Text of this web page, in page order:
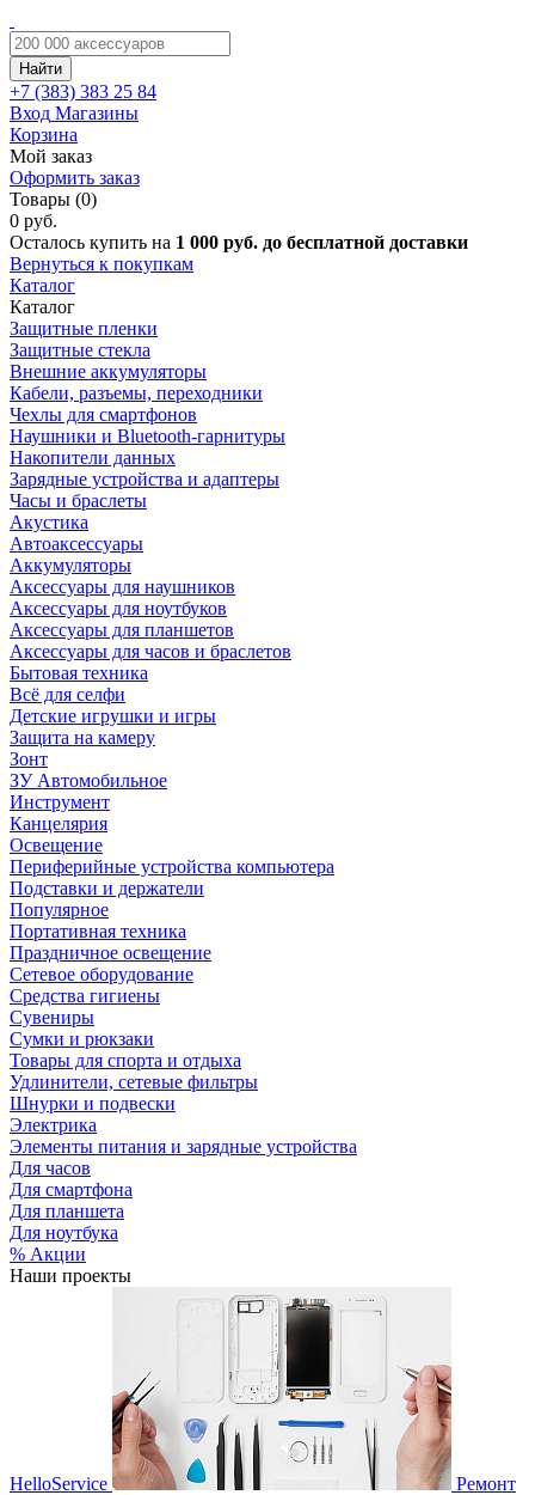
Найти
+7 (383) 383 25 84
Вход Магазины
Корзина
Мой заказ
Оформить заказ
Товары (0)
0 руб.
Осталось купить на 1 000 руб. до бесплатной доставки
Вернуться к покупкам
Каталог
Каталог
Защитные пленки
Защитные стекла
Внешние аккумуляторы
Кабели, разъемы, переходники
Чехлы для смартфонов
Наушники и Bluetooth-гарнитуры
Накопители данных
Зарядные устройства и адаптеры
Часы и браслеты
Акустика
Автоаксессуары
Аккумуляторы
Аксессуары для наушников
Аксессуары для ноутбуков
Аксессуары для планшетов
Аксессуары для часов и браслетов
Бытовая техника
Всё для селфи
Детские игрушки и игры
Защита на камеру
Зонт
ЗУ Автомобильное
Инструмент
Канцелярия
Освещение
Периферийные устройства компьютера
Подставки и держатели
Популярное
Портативная техника
Праздничное освещение
Сетевое оборудование
Средства гигиены
Сувениры
Сумки и рюкзаки
Товары для спорта и отдыха
Удлинители, сетевые фильтры
Шнурки и подвески
Электрика
Элементы питания и зарядные устройства
Для часов
Для смартфона
Для планшета
Для ноутбука
% Акции
Наши проекты
HelloService
Ремонт